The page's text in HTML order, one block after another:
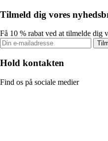
Tilmeld dig vores
Få 10 % rabat ved at tilmelde dig
Hold kontakten
Find os på sociale medier